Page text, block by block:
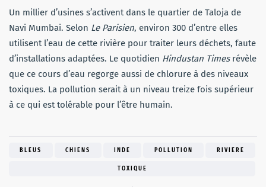
Un millier d’usines s’activent dans le quartier de Taloja de
Navi Mumbai. Selon Le Parisien, environ 300 d’entre elles
utilisent l’eau de cette rivière pour traiter leurs déchets, faute
d’installations adaptées. Le quotidien Hindustan Timesrévèle
que ce cours d’eau regorge aussi de chlorure à des niveaux
toxiques. La pollution serait à un niveau treize fois supérieur
à ce qui est tolérable pour l’être humain.
BLEUS CHIENS INDE POLLUTION RIVIERE
TOXIQUE